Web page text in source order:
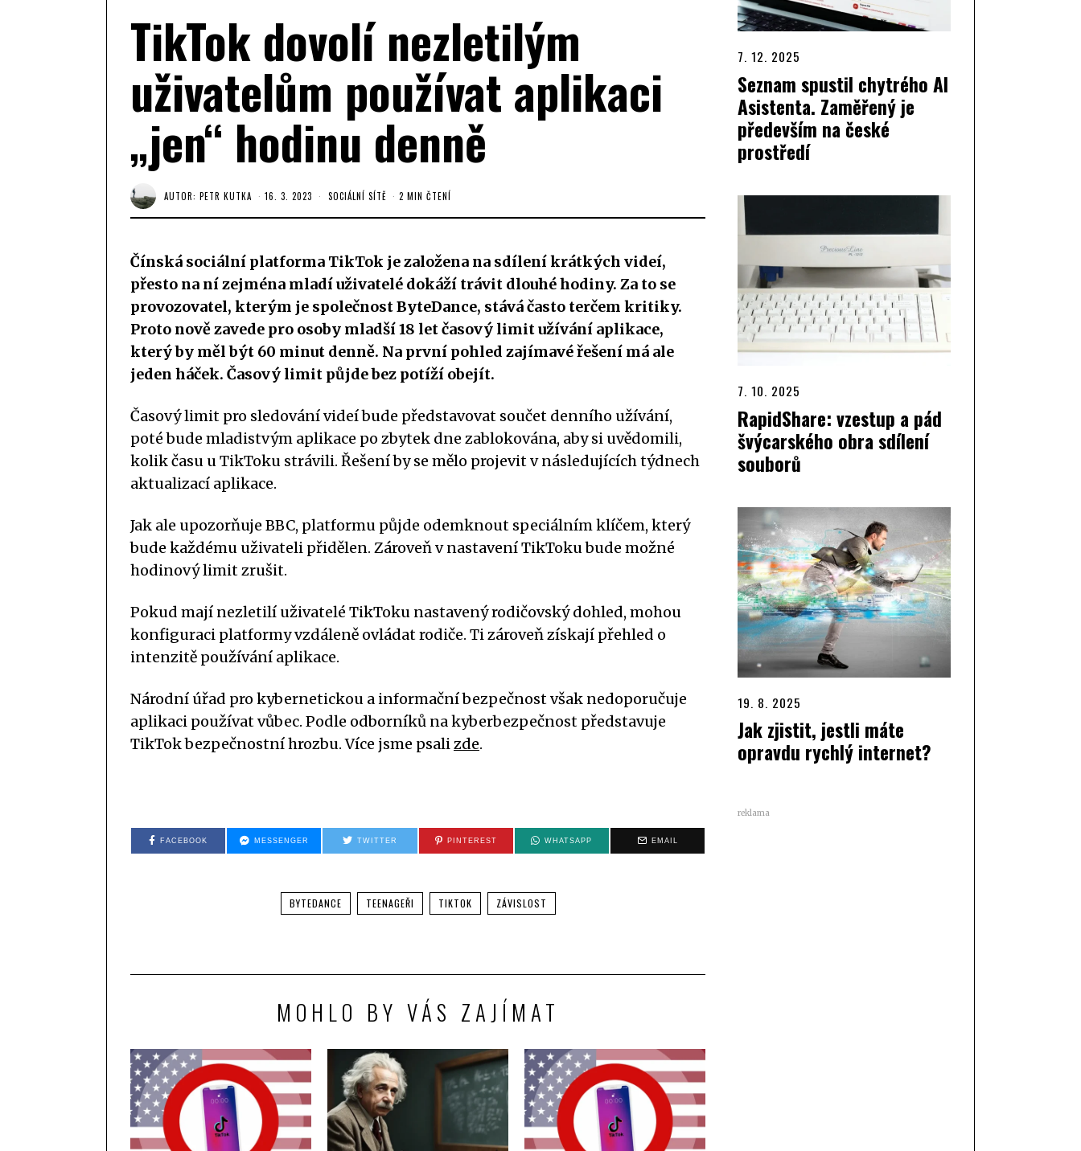
TikTok dovolí nezletilým
uživatelům používat aplikaci
„jen“ hodinu denně
AUTOR: PETR KUTKA 16. 3. 2023 SOCIÁLNÍ SÍTĚ 2 MIN ČTENÍ
Čínská sociální platforma TikTok je založena na sdílení krátkých videí,
přesto na ní zejména mladí uživatelé dokáží trávit dlouhé hodiny. Za to se
provozovatel, kterým je společnost ByteDance, stává často terčem kritiky.
Proto nově zavede pro osoby mladší 18 let časový limit užívání aplikace,
který by měl být 60 minut denně. Na první pohled zajímavé řešení má ale
jeden háček. Časový limit půjde bez potíží obejít.
Časový limit pro sledování videí bude představovat součet denního užívání,
poté bude mladistvým aplikace po zbytek dne zablokována, aby si uvědomili,
kolik času u TikToku strávili. Řešení by se mělo projevit v následujících týdnech
aktualizací aplikace.
Jak ale upozorňuje BBC, platformu půjde odemknout speciálním klíčem, který
bude každému uživateli přidělen. Zároveň v nastavení TikToku bude možné
hodinový limit zrušit.
Pokud mají nezletilí uživatelé TikToku nastavený rodičovský dohled, mohou
konfiguraci platformy vzdáleně ovládat rodiče. Ti zároveň získají přehled o
intenzitě používání aplikace.
Národní úřad pro kybernetickou a informační bezpečnost však nedoporučuje
aplikaci používat vůbec. Podle odborníků na kyberbezpečnost představuje
TikTok bezpečnostní hrozbu. Více jsme psalizde.
FACEBOOK MESSENGER TWITTER PINTEREST WHATSAPP EMAIL
BYTEDANCE TEENAGEŘI TIKTOK ZÁVISLOST
MOHLO BY VÁS ZAJÍMAT
7. 12. 2025
Seznam spustil chytrého AI
Asistenta. Zaměřený je
především na české
prostředí
7. 10. 2025
RapidShare: vzestup a pád
švýcarského obra sdílení
souborů
19. 8. 2025
Jak zjistit, jestli máte
opravdu rychlý internet?
reklama